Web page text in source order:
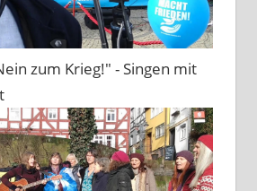
zum Krieg!" - Singen mit